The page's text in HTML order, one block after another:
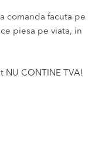
comanda facuta pe
piesa pe viata, in
NU CONTINE TVA!